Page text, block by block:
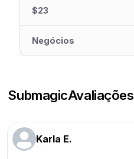
$23
Negócios
SubmagicAvaliações
Karla E.